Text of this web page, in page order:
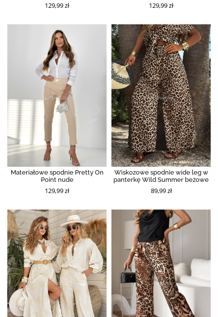
129,99 zł 129,99 zł
Materiałowe spodnie Pretty On
Point nude
129,99 zł
Wiskozowe spodnie wide leg w
panterkę Wild Summer beżowe
89,99 zł